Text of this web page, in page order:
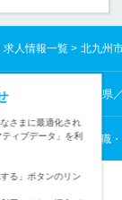
求人情報一覧 北九州
人情報一覧 福岡県
品・化学・素材の転職
さまに最適化され
ィブデータ」を利
る」ボタンのリン